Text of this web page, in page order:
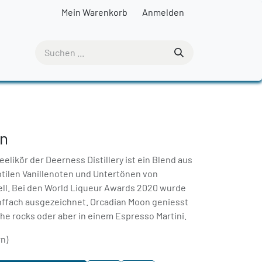
Mein Warenkorb Anmelden
der Deerness Distillery ist ein Blend aus
Vanillenoten und Untertönen von
Bei den World Liqueur Awards 2020 wurde
ausgezeichnet. Orcadian Moon geniesst
rocks oder aber in einem Espresso Martini.